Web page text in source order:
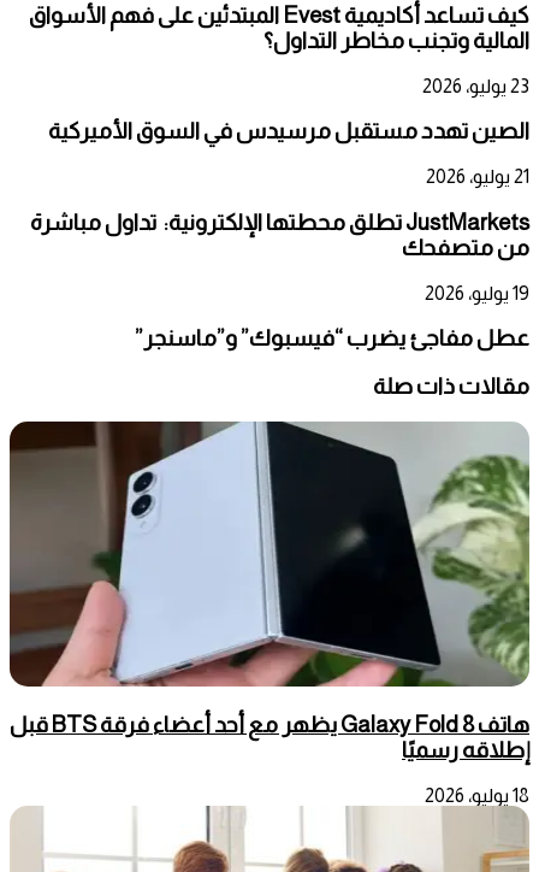
كيف تساعد أكاديمية Evest المبتدئين على فهم الأسواق
المالية وتجنب مخاطر التداول؟
23 يوليو، 2026
الصين تهدد مستقبل مرسيدس في السوق الأميركية
21 يوليو، 2026
JustMarkets تطلق محطتها الإلكترونية: تداول مباشرة
من متصفحك
19 يوليو، 2026
عطل مفاجئ يضرب “فيسبوك” و”ماسنجر”
مقالات ذات صلة
هاتف Galaxy Fold 8 يظهر مع أحد أعضاء فرقة BTS قبل
إطلاقه رسميًا
18 يوليو، 2026